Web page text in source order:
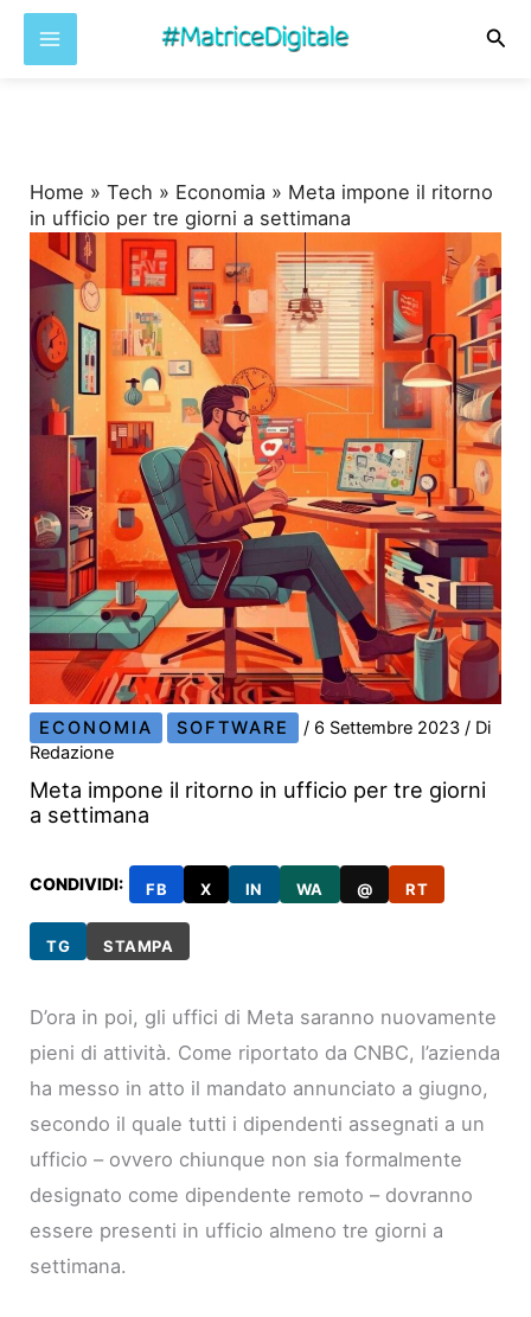
Home »Tech » Economia » Meta impone il ritorno
in ufficio per tre giorni a settimana
ECONOMIA SOFTWARE / 6 Settembre 2023/ Di
Redazione
Meta impone il ritorno in ufficio per tre giorni
a settimana
CONDIVIDI: FB X IN WA @ RT
TG STAMPA
D’ora in poi, gli uffici di Meta saranno nuovamente
pieni di attività. Come riportato da CNBC, l’azienda
ha messo in atto il mandato annunciato a giugno,
secondo il quale tutti i dipendenti assegnati a un
ufficio – ovvero chiunque non sia formalmente
designato come dipendente remoto – dovranno
essere presenti in ufficio almeno tre giorni a
settimana.